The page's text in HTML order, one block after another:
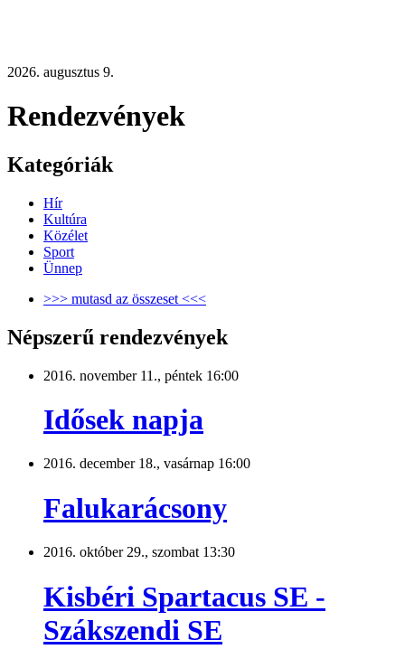
2026. augusztus 9.
Rendezvények
Kategóriák
Hír
Kultúra
Közélet
Sport
Ünnep
>>> mutasd az összeset <<<
Népszerű rendezvények
2016. november 11., péntek 16:00
Idősek napja
2016. december 18., vasárnap 16:00
Falukarácsony
2016. október 29., szombat 13:30
Kisbéri Spartacus SE -
Szákszendi SE